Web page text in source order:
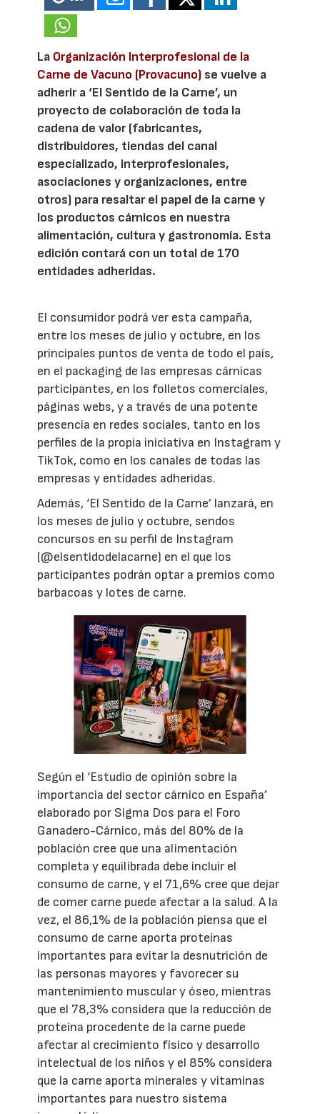
La Organización Interprofesional de la
Carne de Vacuno (Provacuno) se vuelve a
adherir a ‘El Sentido de la Carne’, un
proyecto de colaboración de toda la
cadena de valor (fabricantes,
distribuidores, tiendas del canal
especializado, interprofesionales,
asociaciones y organizaciones, entre
otros) para resaltar el papel de la carne y
los productos cárnicos en nuestra
alimentación, cultura y gastronomía. Esta
edición contará con un total de 170
entidades adheridas.
El consumidor podrá ver esta campaña,
entre los meses de julio y octubre, en los
principales puntos de venta de todo el país,
en el packaging de las empresas cárnicas
participantes, en los folletos comerciales,
páginas webs, y a través de una potente
presencia en redes sociales, tanto en los
perfiles de la propia iniciativa en Instagram y
TikTok, como en los canales de todas las
empresas y entidades adheridas.
Además, ‘El Sentido de la Carne’ lanzará, en
los meses de julio y octubre, sendos
concursos en su perfil de Instagram
(@elsentidodelacarne) en el que los
participantes podrán optar a premios como
barbacoas y lotes de carne.
Según el ‘Estudio de opinión sobre la
importancia del sector cárnico en España’
elaborado por Sigma Dos para el Foro
Ganadero-Cárnico, más del 80% de la
población cree que una alimentación
completa y equilibrada debe incluir el
consumo de carne, y el 71,6% cree que dejar
de comer carne puede afectar a la salud. A la
vez, el 86,1% de la población piensa que el
consumo de carne aporta proteínas
importantes para evitar la desnutrición de
las personas mayores y favorecer su
mantenimiento muscular y óseo, mientras
que el 78,3% considera que la reducción de
proteína procedente de la carne puede
afectar al crecimiento físico y desarrollo
intelectual de los niños y el 85% considera
que la carne aporta minerales y vitaminas
importantes para nuestro sistema